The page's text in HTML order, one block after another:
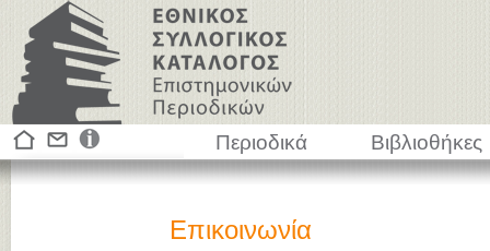
Περιοδικά Βιβλιοθήκες
Επικοινωνία